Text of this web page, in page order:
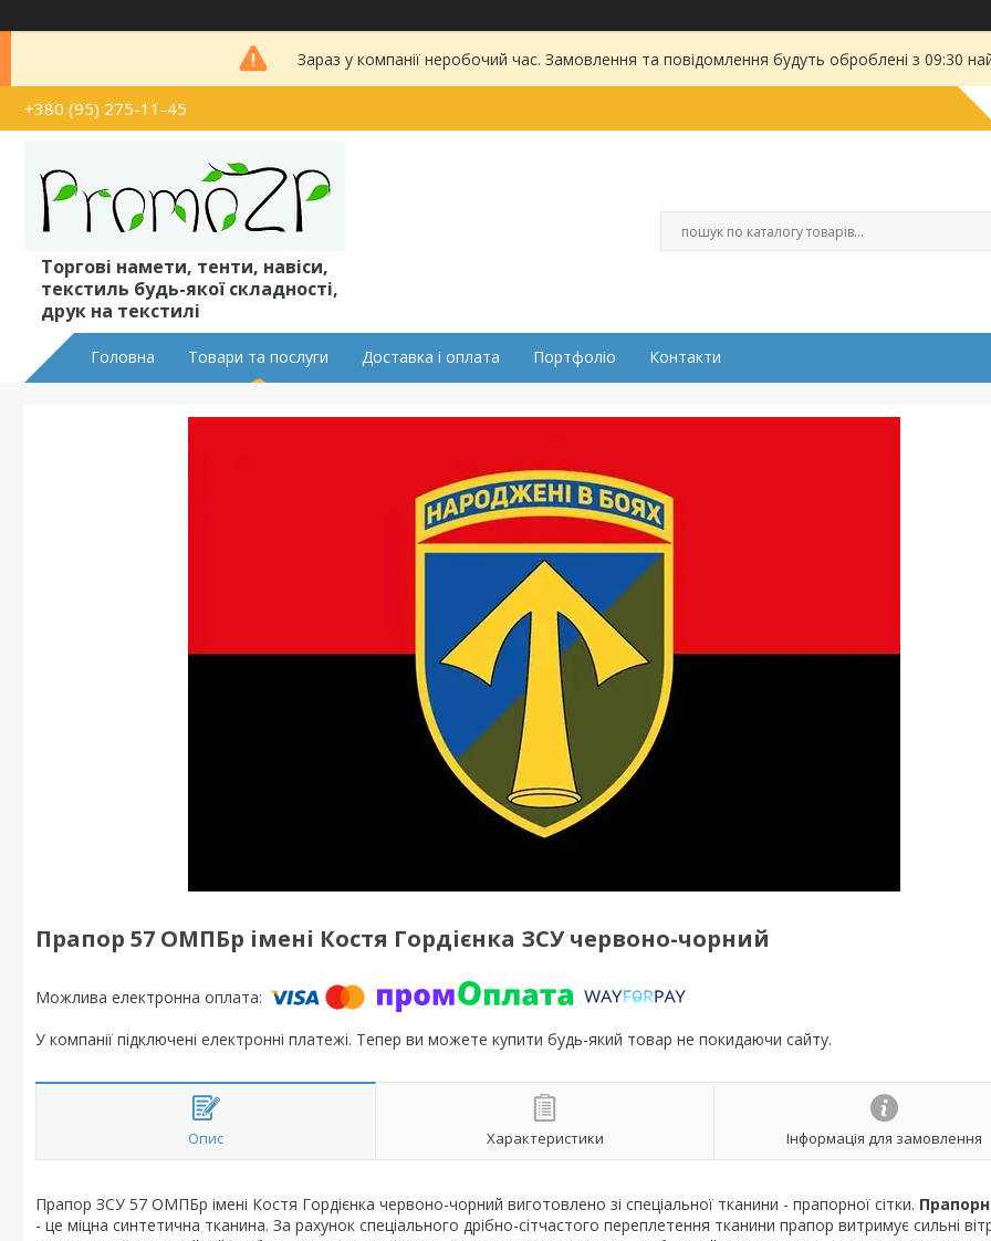
Зараз у компанії неробочий час. Замовлення та повідомлення будуть оброблені з 09:30
+380 (95) 275-11-45
Торгові намети, тенти, навіси,
текстиль будь-якої складності,
друк на текстилі
Головна Товари та послуги Доставка і оплата Портфоліо Контакти
Прапор 57 ОМПБр імені Костя Гордієнка ЗСУ червоно-чорний
У компанії підключені електронні платежі. Тепер ви можете купити будь-який товар не покидаючи сайту.
Опис Характеристики Інформація для замовлення
Прапор ЗСУ 57 ОМПБр імені Костя Гордієнка червоно-чорний виготовлено зі спеціальної тканини - прапорної сітки.
- це міцна синтетична тканина. За рахунок спеціального дрібно-сітчастого переплетення тканини прапор витримує сильні